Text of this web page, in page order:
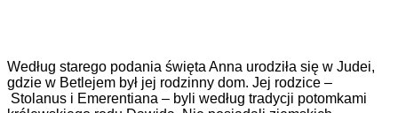
Według starego podania święta Anna urodziła się w Judei,
gdzie w Betlejem był jej rodzinny dom. Jej rodzice –
Stolanus i Emerentiana – byli według tradycji potomkami